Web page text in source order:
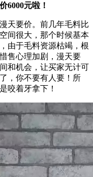
6000元啦！
天要价。前几年毛料比
间很大，那个时候基本
由于毛料资源枯竭，根
售心理加剧，漫天要
和机会，让买家无计可
，你不要有人要！所
咬着牙拿下！